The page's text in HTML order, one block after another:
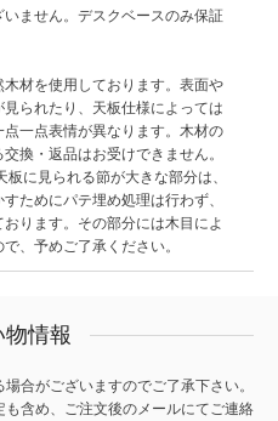
ません。デスクベースのみ保証
材を使用しております。表面や
られたり、天板仕様によっては
一点表情が異なります。木材の
換・返品はお受けできません。
板に見られる節が大きな部分は、
ためにパテ埋め処理は行わず、
ります。その部分には木目によ
、予めご了承ください。
物情報
合がございますのでご了承下さい。
含め、ご注文後のメールにてご連絡